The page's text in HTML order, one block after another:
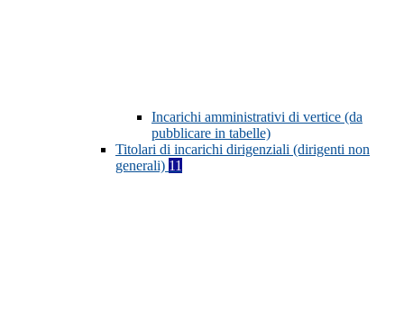
Incarichi amministrativi di vertice (da
pubblicare in tabelle)
Titolari di incarichi dirigenziali (dirigenti non
generali) 11